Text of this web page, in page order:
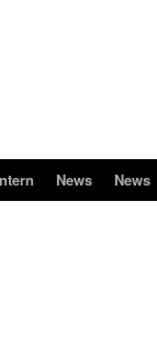
News News